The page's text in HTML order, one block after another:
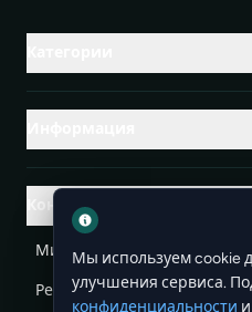
Контакты
Михаленко Руслан
Республика Беларусь
Мы используем cookie
улучшения сервиса.
конфиденциальности и